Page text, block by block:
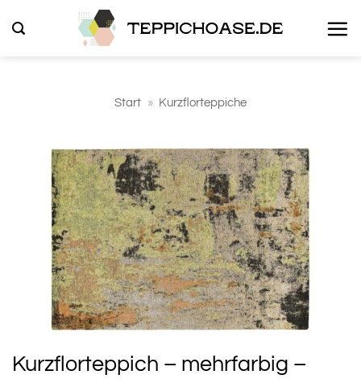
Inhalt
Start » Kurzflorteppiche
Kurzflorteppich – mehrfarbig –